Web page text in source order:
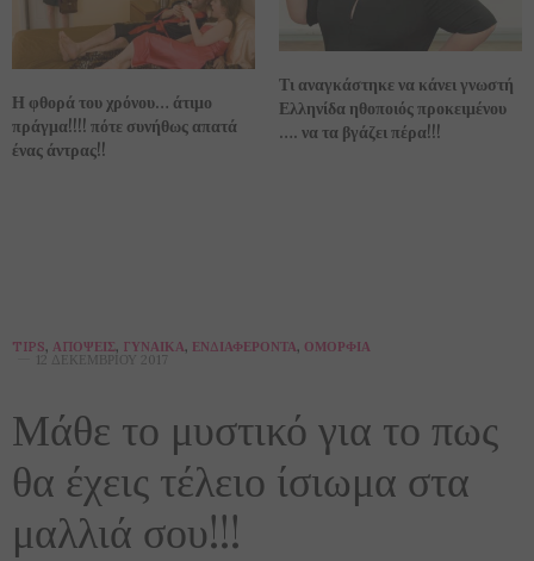
Η φθορά του χρόνου… άτιμο
πράγμα!!!! πότε συνήθως απατά
ένας άντρας!!
Τι αναγκάστηκε να κάνει γνωστή
Ελληνίδα ηθοποιός προκειμένου
…. να τα βγάζει πέρα!!!
TIPS, ΑΠΌΨΕΙΣ, ΓΥΝΑΊΚΑ, ΕΝΔΙΑΦΈΡΟΝΤΑ, ΟΜΟΡΦΙΆ
12 ΔΕΚΕΜΒΡΊΟΥ 2017
Μάθε το μυστικό για το πως
θα έχεις τέλειο ίσιωμα στα
μαλλιά σου!!!